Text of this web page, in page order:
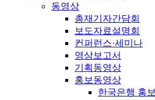
동영상
총재기자간담회
보도자료설명회
컨퍼런스·세미나
영상보고서
기획동영상
홍보동영상
한국은행 홍보